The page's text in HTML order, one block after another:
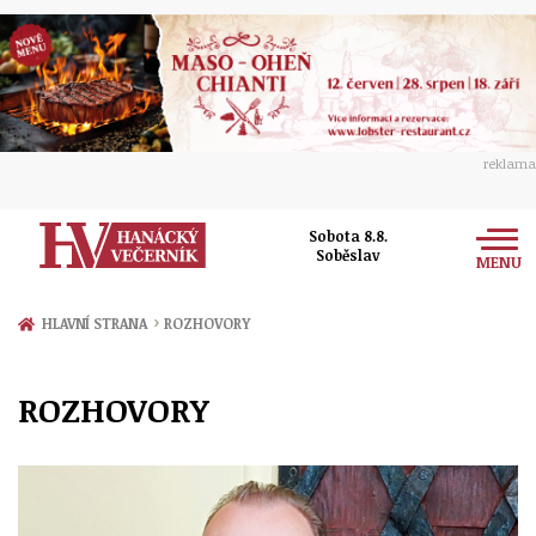
reklama
Sobota 8.8.
Soběslav
MENU
Zprávy
Politika
Kultura
Společnost
HLAVNÍ STRANA › ROZHOVORY
ROZHOVORY